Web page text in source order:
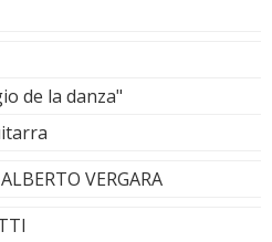
de la danza"
VERGARA